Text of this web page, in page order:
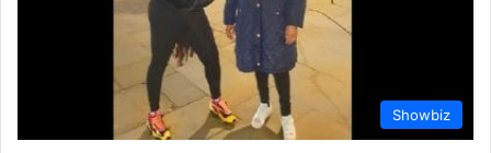
Showbiz